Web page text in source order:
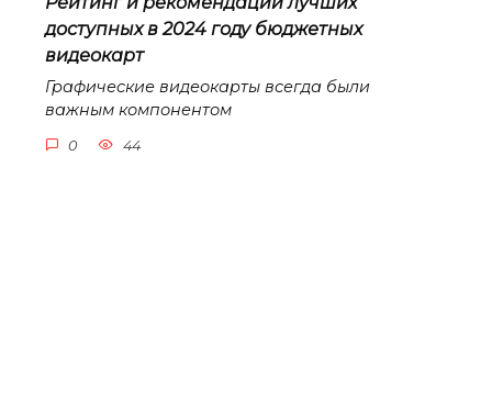
доступных в 2024 году бюджетных
видеокарт
Графические видеокарты всегда были
важным компонентом
0 44